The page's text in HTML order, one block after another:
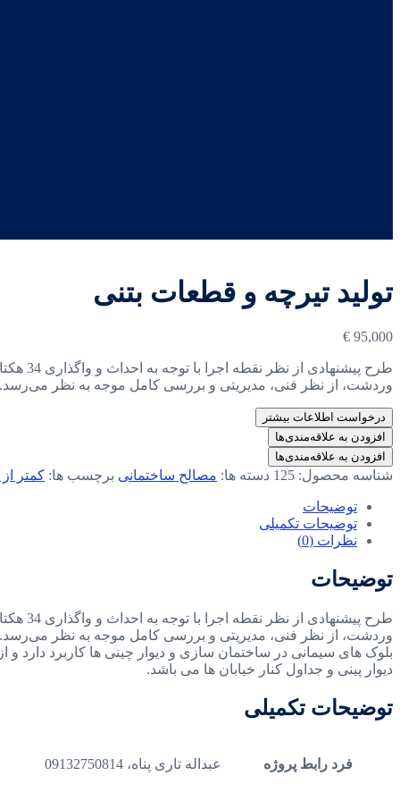
تولید تیرچه و قطعات بتنی
€ 95,000
وردشت، از نظر فنی، مدیریتی و بررسی کامل موجه به نظر می‌رسد.
درخواست اطلاعات بیشتر
افزودن به علاقه‌مندی‌ها
افزودن به علاقه‌مندی‌ها
شناسه محصول: 125 دسته ها: مصالح ساختمانی برچسب ها: کمتر
توضیحات
توضیحات تکمیلی
نظرات (0)
توضیحات
وردشت، از نظر فنی، مدیریتی و بررسی کامل موجه به نظر
بلوک های سیمانی در ساختمان سازی و دیوار چینی ها کاربرد
دیوار پینی و جداول کنار خیابان ها می باشد.
توضیحات تکمیلی
فرد رابط پروژه عبداله تاری پناه، 09132750814